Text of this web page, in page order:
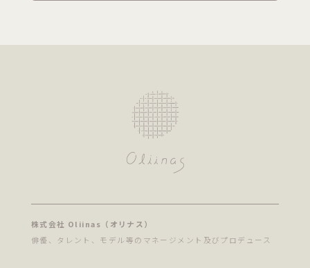
株式会社 Oliinas（オリナス）
俳優、タレント、モデル等のマネージメント及びプロデュース